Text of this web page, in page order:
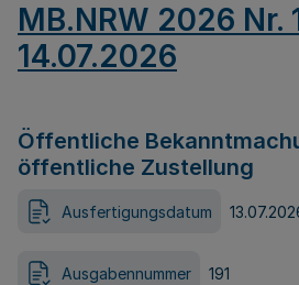
MB.NRW 2026 Nr.
14.07.2026
Öffentliche
öffentliche Zustellung
Ausfertigungsdatum
Ausgabennummer 191